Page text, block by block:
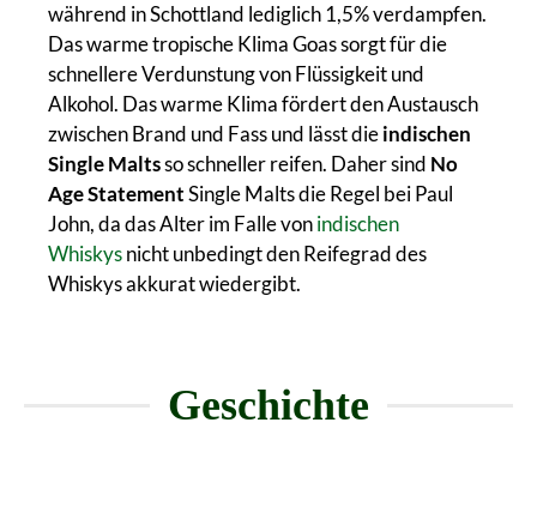
während in Schottland lediglich 1,5% verdampfen.
Das warme tropische Klima Goas sorgt für die
schnellere Verdunstung von Flüssigkeit und
Alkohol. Das warme Klima fördert den Austausch
zwischen Brand und Fass und lässt dieindischen
Single Maltsso schneller reifen. Daher sind No
Age StatementSingle Malts die Regel bei Paul
John, da das Alter im Falle vonindischen
Whiskysnicht unbedingt den Reifegrad des
Whiskys akkurat wiedergibt.
Geschichte